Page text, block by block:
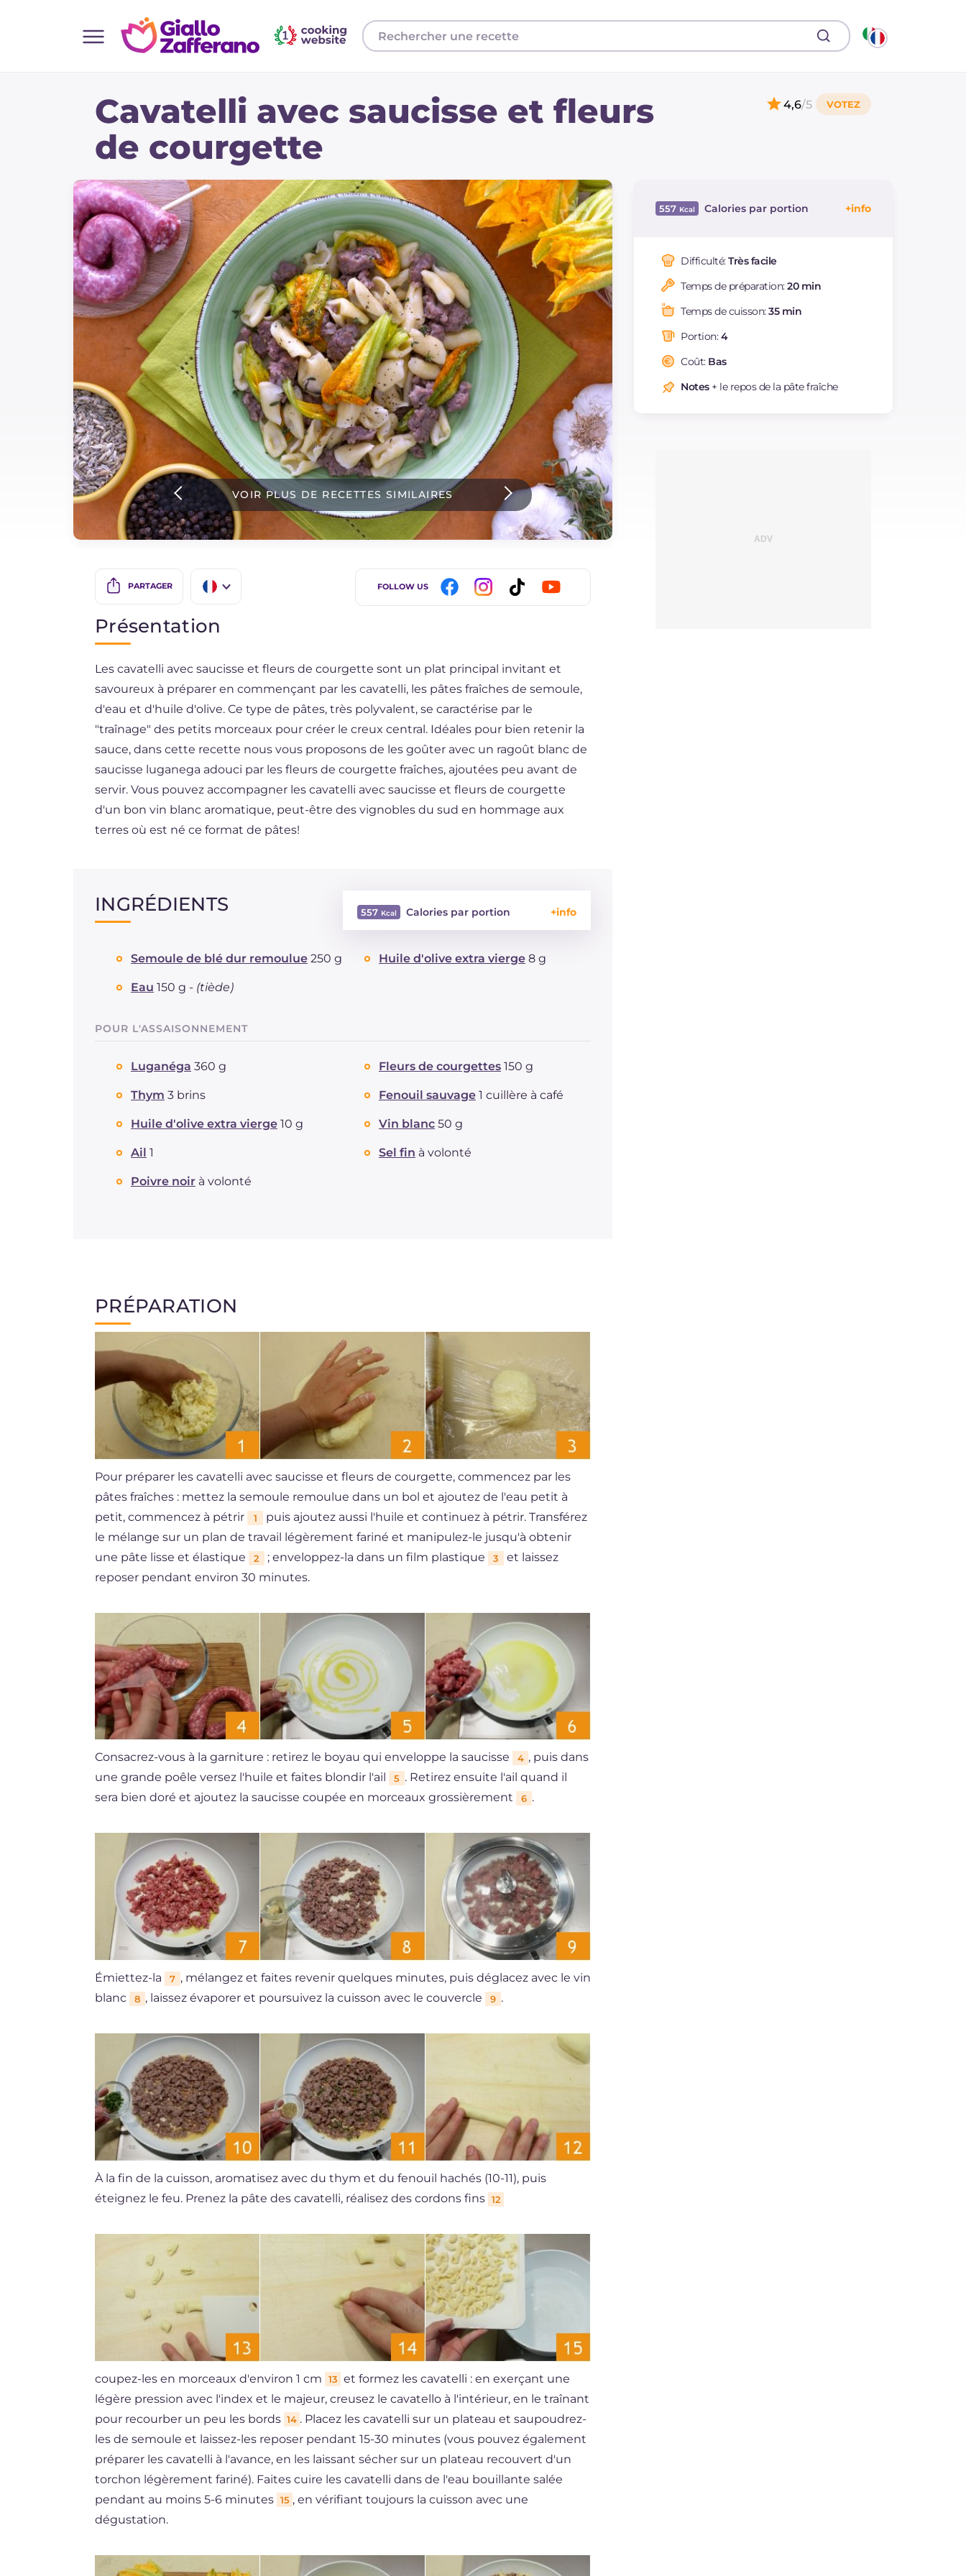
Toutes les recettes
Boissons et rafraîchissements
Accompagnement
Pizzas et focaccia
Gateaux et patisserie
IT Website
Instagram
YouTube
Cavatelli avec saucisse et fleurs
de courgette
4,6/5
VOIR PLUS DE RECETTES SIMILAIRES
PARTAGER
ES
BR
NL
FOLLOW US
557 Calories par portion
Dont sucres
Protéine g
Graisses
saturés
Fibre
Cholestérol
Sodium mg
Difficulté:Très facile
Temps de préparation:20 min
Temps de cuisson:35 min
Portion:4
Coût: Bas
Notes+ le repos de la pâte fraîche
Présentation
Les cavatelli avec saucisse et fleurs de courgette sont un plat principal invitant et
savoureux à préparer en commençant par les cavatelli, les pâtes fraîches de semoule,
d'eau et d'huile d'olive. Ce type de pâtes, très polyvalent, se caractérise par le
"traînage" des petits morceaux pour créer le creux central. Idéales pour bien retenir la
sauce, dans cette recette nous vous proposons de les goûter avec un ragoût blanc de
saucisse luganega adouci par les fleurs de courgette fraîches, ajoutées peu avant de
servir. Vous pouvez accompagner les cavatelli avec saucisse et fleurs de courgette
d'un bon vin blanc aromatique, peut-être des vignobles du sud en hommage aux
terres où est né ce format de pâtes!
INGRÉDIENTS 557 Calories par portion
Glucides g
Cholestérol mg
Sodium mg 1493
Semoule de blé dur remoulue 250 g Huile d'olive extra vierge 8 g
Eau 150 g - (tiède)
POUR L'ASSAISONNEMENT
Luganéga 360 g Fleurs de courgettes 150 g
Thym 3 brins Fenouil sauvage 1 cuillère à café
Huile d'olive extra vierge 10 g Vin blanc 50 g
Ail 1 Sel fin à volonté
Poivre noir à volonté
PRÉPARATION
Pour préparer les cavatelli avec saucisse et fleurs de courgette, commencez par les
pâtes fraîches : mettez la semoule remoulue dans un bol et ajoutez de l'eau petit à
petit, commencez à pétrir
1
puis ajoutez aussi l'huile et continuez à pétrir. Transférez
le mélange sur un plan de travail légèrement fariné et manipulez-le jusqu'à obtenir
une pâte lisse et élastique
2 ; enveloppez-la dans un film plastique 3
et laissez
reposer pendant environ 30 minutes.
Consacrez-vous à la garniture : retirez le boyau qui enveloppe la saucisse 4 , puis dans
une grande poêle versez l'huile et faites blondir l'ail
5 . Retirez ensuite l'ail quand il
sera bien doré et ajoutez la saucisse coupée en morceaux grossièrement
6 .
Émiettez-la 7 , mélangez et faites revenir quelques minutes, puis déglacez avec le vin
blanc
8 , laissez évaporer et poursuivez la cuisson avec le couvercle 9 .
À la fin de la cuisson, aromatisez avec du thym et du fenouil hachés (10-11), puis
éteignez le feu. Prenez la pâte des cavatelli, réalisez des cordons fins 12
coupez-les en morceaux d'environ 1 cm 13 et formez les cavatelli : en exerçant une
légère pression avec l'index et le majeur, creusez le cavatello à l'intérieur, en le traînant
pour recourber un peu les bords 14 . Placez les cavatelli sur un plateau et saupoudrez-
les de semoule et laissez-les reposer pendant 15-30 minutes (vous pouvez également
préparer les cavatelli à l'avance, en les laissant sécher sur un plateau recouvert d'un
torchon légèrement fariné). Faites cuire les cavatelli dans de l'eau bouillante salée
pendant au moins 5-6 minutes 15 , en vérifiant toujours la cuisson avec une
dégustation.